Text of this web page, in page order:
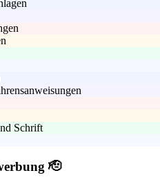
Schrift
🫡